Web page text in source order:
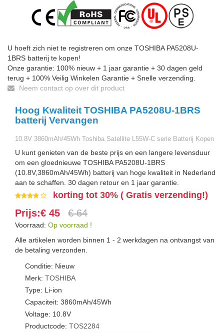
U hoeft zich niet te registreren om onze TOSHIBA PA5208U-
1BRS batterij te kopen!
Onze garantie: 100% nieuw + 1 jaar garantie + 30 dagen geld
terug + 100% Veilig Winkelen Garantie + Snelle verzending.
Neem contact op over dit product
Hoog Kwaliteit TOSHIBA PA5208U-1BRS
batterij Vervangen
10.8V 3860mAh/45Wh Toshiba Satellite L55W-C serie Batterij Kopen
U kunt genieten van de beste prijs en een langere levensduur
om een gloednieuwe TOSHIBA PA5208U-1BRS
(10.8V,3860mAh/45Wh) batterij van hoge kwaliteit in Nederland
aan te schaffen. 30 dagen retour en 1 jaar garantie.
korting tot 30% ( Gratis verzending!)
Prijs:€ 45 € 64
Voorraad: Op voorraad !
Alle artikelen worden binnen 1 - 2 werkdagen na ontvangst van
de betaling verzonden.
Conditie: Nieuw
Merk: TOSHIBA
Type: Li-ion
Capaciteit: 3860mAh/45Wh
Voltage: 10.8V
Productcode: TOS2284